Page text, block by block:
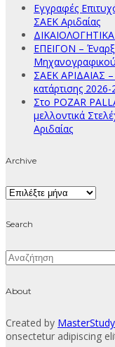
Εγγραφές
ΣΑΕΚ Αριδαίας
ΕΠΕΙΓΟΝ –
Μηχανογραφικού
ΣΑΕΚ ΑΡΙΔΑΙΑΣ
κατάρτισης 2026-
Στο POZAR
μελλοντικά
Αριδαίας
Archive
Archive
Search
About
Created by MasterStudy
onsectetur adipiscing